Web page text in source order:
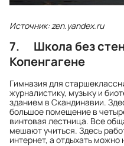
Источник: zen.yandex.ru
7. Школа без
Копенгагене
Гимназия для
журналистику, музыку и
зданием в Скандинавии.
большое помещение в
винтовая лестница. Все
мешают учиться. Здесь
интернет, а отдыхать можно